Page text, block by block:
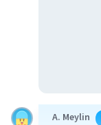
A. Meylin